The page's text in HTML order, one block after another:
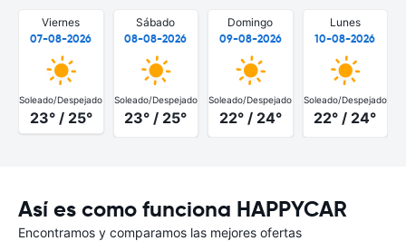
Viernes
07-08-2026
Soleado/Despejado
23° / 25°
Sábado
08-08-2026
Soleado/Despejado
23° / 25°
Domingo
09-08-2026
Soleado/Despejado
22° / 24°
Lunes
10-08-2026
Soleado/Despejado
22° / 24°
Así es como funciona HAPPYCAR
Encontramos y comparamos las mejores ofertas